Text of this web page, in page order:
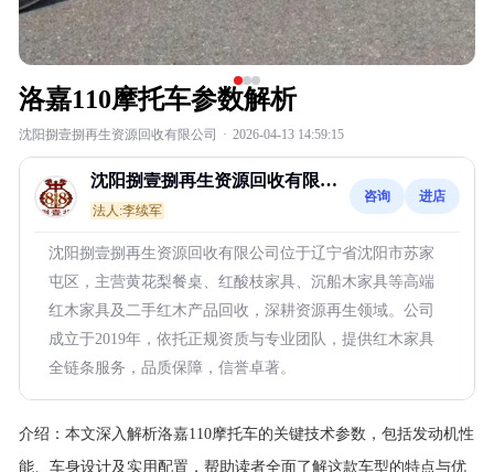
洛嘉110摩托车参数解析
沈阳捌壹捌再生资源回收有限公司 · 2026-04-13 14:59:15
沈阳捌壹捌再生资源回收有限公
司
法人:李续军
咨询 进店
沈阳捌壹捌再生资源回收有限公司位于辽宁省沈阳市苏家
屯区，主营黄花梨餐桌、红酸枝家具、沉船木家具等高端
红木家具及二手红木产品回收，深耕资源再生领域。公司
成立于2019年，依托正规资质与专业团队，提供红木家具
全链条服务，品质保障，信誉卓著。
介绍： 本文深入解析洛嘉110摩托车的关键技术参数，包括发动机性
能、车身设计及实用配置，帮助读者全面了解这款车型的特点与优